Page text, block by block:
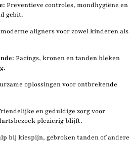
Preventieve controles, mondhygiëne en
gebit.
moderne aligners voor zowel kinderen als
Facings, kronen en tanden bleken
oplossingen voor ontbrekende
en geduldige zorg voor
plezierig blijft.
bij kiespijn, gebroken tanden of andere